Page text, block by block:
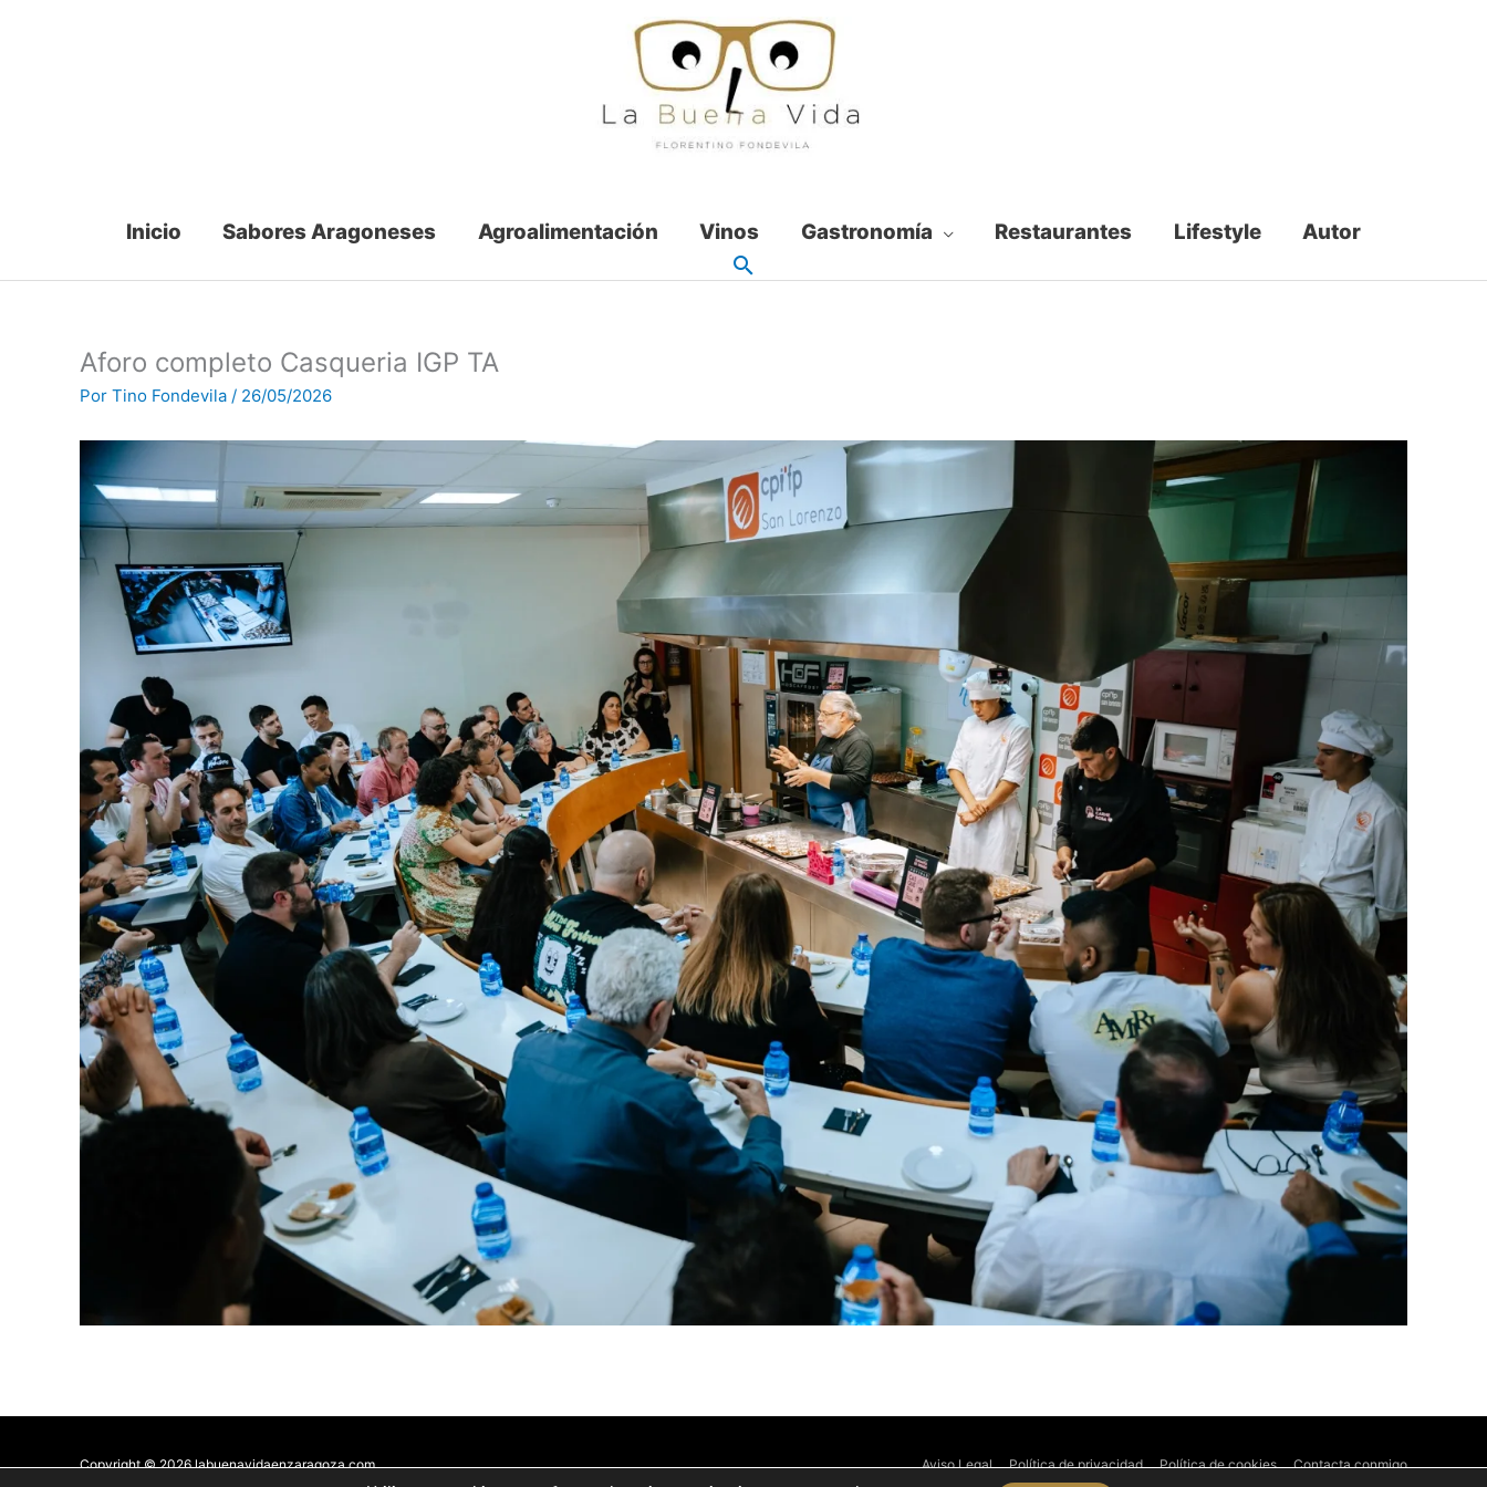
Inicio Sabores Aragoneses Agroalimentación Vinos Gastronomía Restaurantes Lifestyle Autor
Aforo completo Casqueria IGP TA
Por Tino Fondevila / 26/05/2026
Copyright © 2026 labuenavidaenzaragoza.com
Aviso Legal Política de privacidad Política de cookies Contacta conmigo